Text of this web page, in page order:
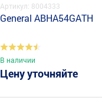
Артикул: 8004333
General ABHA54GATH
В наличии
Цену уточняйте